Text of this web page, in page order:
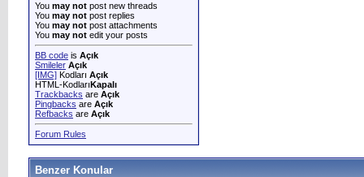
You may not post new threads
You may not post replies
You may not post attachments
You may not edit your posts
BB code is Açık
Smileler Açık
[IMG] Kodları Açık
HTML-KodlarıKapalı
Trackbacks are Açık
Pingbacks are Açık
Refbacks are Açık
Forum Rules
Benzer Konular